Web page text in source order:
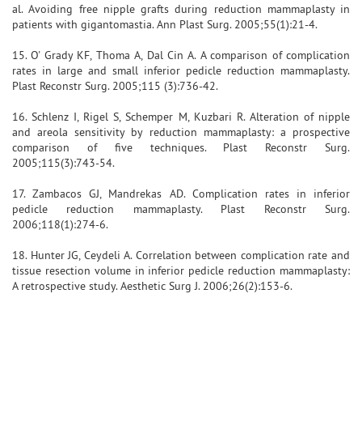
al. Avoiding free nipple grafts during reduction mammaplasty in
patients with gigantomastia. Ann Plast Surg. 2005;55(1):21-4.
15. O' Grady KF, Thoma A, Dal Cin A. A comparison of complication
rates in large and small inferior pedicle reduction mammaplasty.
Plast Reconstr Surg. 2005;115 (3):736-42.
16. Schlenz I, Rigel S, Schemper M, Kuzbari R. Alteration of nipple
and areola sensitivity by reduction mammaplasty: a prospective
comparison of five techniques. Plast Reconstr Surg.
2005;115(3):743-54.
17. Zambacos GJ, Mandrekas AD. Complication rates in inferior
pedicle reduction mammaplasty. Plast Reconstr Surg.
2006;118(1):274-6.
18. Hunter JG, Ceydeli A. Correlation between complication rate and
tissue resection volume in inferior pedicle reduction mammaplasty:
A retrospective study. Aesthetic Surg J. 2006;26(2):153-6.